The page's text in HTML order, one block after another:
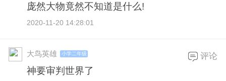
庞然大物竟然不知道是什么!
2020-11-20 14:28:01
大鸟英雄 小学二年级
神要审判世界了
评论